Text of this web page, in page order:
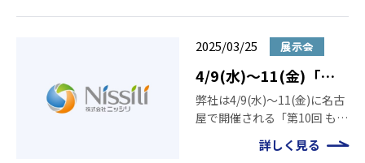
日(水)～16日(金) 10:00～17
2025/03/25 展示会
4/9(水)～11(金)「第
10回 機械要素技術展
[名古屋]」に出展いた
弊社は4/9(水)～11(金)に名古
屋で開催される「第10回 もの
づくり ワールド [名古屋] 機械
要素技術展」に出展いたしま
詳しく見る